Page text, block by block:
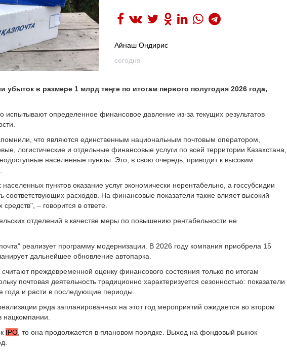
Айнаш Ондирис
сегодня
убыток в размере 1 млрд теңге по итогам первого полугодия 2026 года,
испытывают определенное финансовое давление из-за текущих результатов
что являются единственным национальным почтовым оператором,
логистические и отдельные финансовые услуги по всей территории Казахстана,
населенные пункты. Это, в свою очередь, приводит к высоким
пунктов оказание услуг экономически нерентабельно, а госсубсидии
соответствующих расходов. На финансовые показатели также влияет высокий
– говорится в ответе.
отделений в качестве меры по повышению рентабельности не
реализует программу модернизации. В 2026 году компания приобрела 15
дальнейшее обновление автопарка.
преждевременной оценку финансового состояния только по итогам
почтовая деятельность традиционно характеризуется сезонностью: показатели
года и расти в последующие периоды.
ряда запланированных на этот год мероприятий ожидается во втором
нацкомпании.
IPO , то она продолжается в плановом порядке. Выход на фондовый рынок